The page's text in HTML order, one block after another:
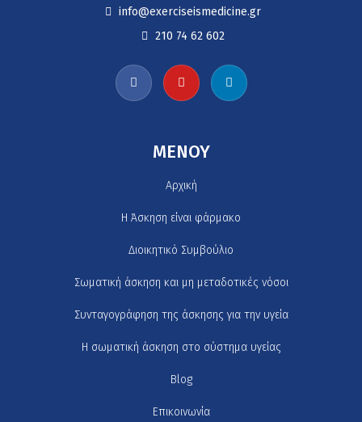
info@exerciseismedicine.gr
210 74 62 602
MENOY
Αρχική
H Άσκηση είναι φάρμακο
Διοικητικό Συμβούλιο
Σωματική άσκηση και μη μεταδοτικές νόσοι
Συνταγογράφηση της άσκησης για την υγεία
Η σωματική άσκηση στο σύστημα υγείας
Blog
Επικοινωνία